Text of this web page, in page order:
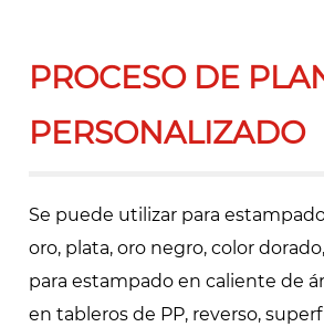
PROCESO DE
PERSONALIZADO
Se puede utilizar para
oro, plata, oro negro, color
para estampado en caliente de
en tableros de PP, reverso,